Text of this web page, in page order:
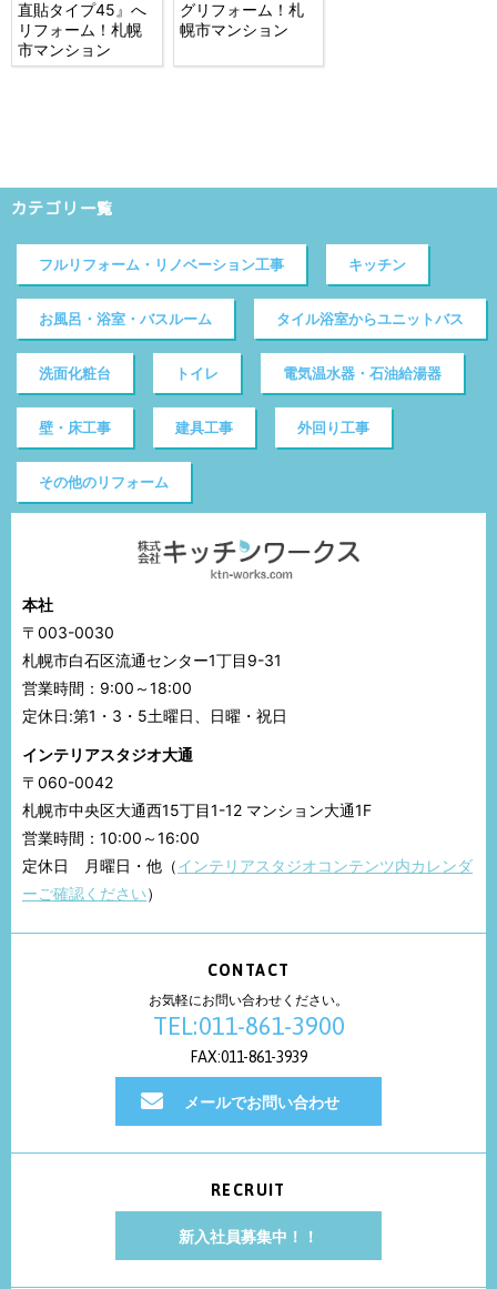
直貼タイプ45』へ
リフォーム！札幌
市マンション
グリフォーム！札
幌市マンション
カテゴリ一覧
フルリフォーム・リノベーション工事 キッチン
お風呂・浴室・バスルーム タイル浴室からユニットバス
洗面化粧台 トイレ 電気温水器・石油給湯器
壁・床工事 建具工事 外回り工事
その他のリフォーム
本社
〒003-0030
札幌市白石区流通センター1丁目9-31
営業時間：9:00～18:00
定休日:第1・3・5土曜日、日曜・祝日
インテリアスタジオ大通
〒060-0042
札幌市中央区大通西15丁目1-12 マンション大通1F
営業時間：10:00～16:00
定休日 月曜日・他（インテリアスタジオコンテンツ内カレンダ
ーご確認ください）
CONTACT
お気軽にお問い合わせください。
TEL:011-861-3900
FAX:011-861-3939
メールでお問い合わせ
RECRUIT
新入社員募集中！！